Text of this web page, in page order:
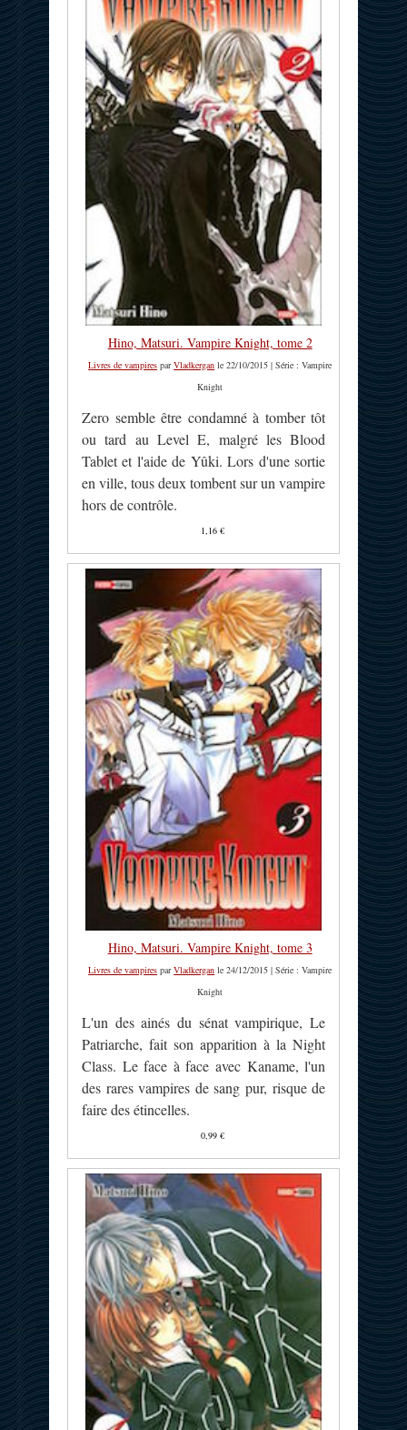
Hino, Matsuri. Vampire Knight, tome 2
Livres de vampires parVladkergan le 22/10/2015 | Série : Vampire
Knight
Zero semble être condamné à tomber tôt
ou tard au Level E, malgré les Blood
Tablet et l'aide de Yûki. Lors d'une sortie
en ville, tous deux tombent sur un vampire
hors de contrôle.
1,16 €
Hino, Matsuri. Vampire Knight, tome 3
Livres de vampires parVladkergan le 24/12/2015 | Série : Vampire
Knight
L'un des ainés du sénat vampirique, Le
Patriarche, fait son apparition à la Night
Class. Le face à face avec Kaname, l'un
des rares vampires de sang pur, risque de
faire des étincelles.
0,99 €